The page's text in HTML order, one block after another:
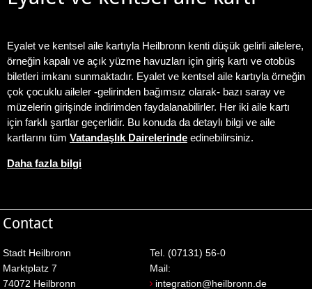
Eyalet ve kentsel aile kartıyla Heilbronn kenti düşük gelirli ailelere,
örneğin kapalı ve açık yüzme havuzları için giriş kartı ve otobüs
biletleri imkanı sunmaktadır. Eyalet ve kentsel aile kartıyla örneğin
çok çocuklu aileler -gelirinden bağımsız olarak- bazı saray ve
müzelerin girişinde indirimden faydalanabilirler. Her iki aile kartı
için farklı şartlar geçerlidir. Bu konuda da detaylı bilgi ve aile
kartlarını tüm Vatandaşlık Dairelerinde edinebilirsiniz.
Daha fazla bilgi
Contact
Stadt Heilbronn
Marktplatz 7
74072 Heilbronn
Tel. (07131) 56-0
Mail:
integration@heilbronn.de